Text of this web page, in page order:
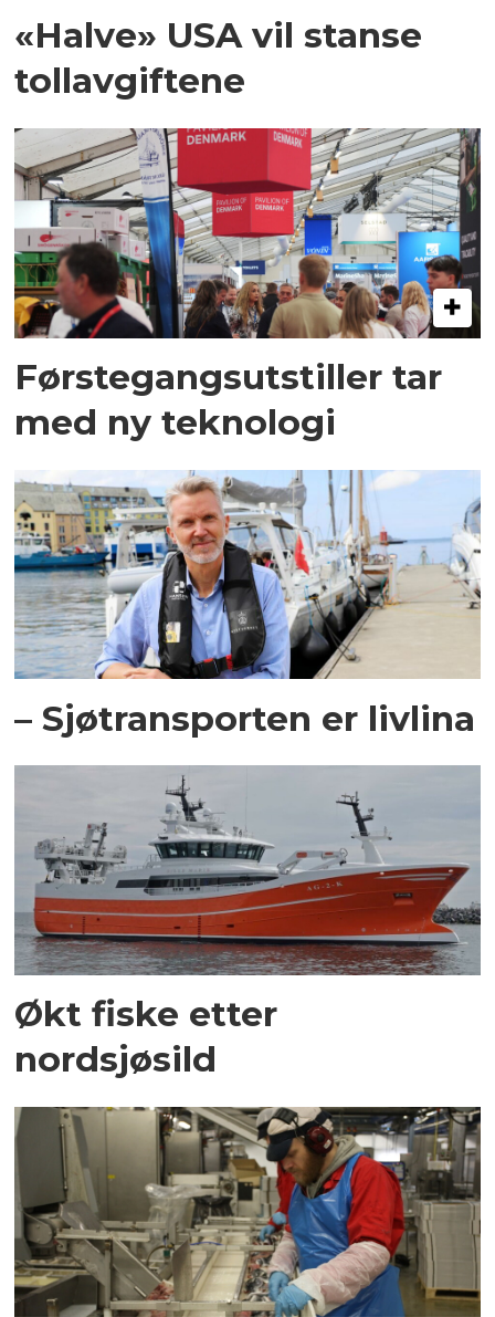
«Halve» USA vil stanse
tollavgiftene
Førstegangsutstiller tar
med ny teknologi
– Sjøtransporten er livlina
Økt fiske etter
nordsjøsild